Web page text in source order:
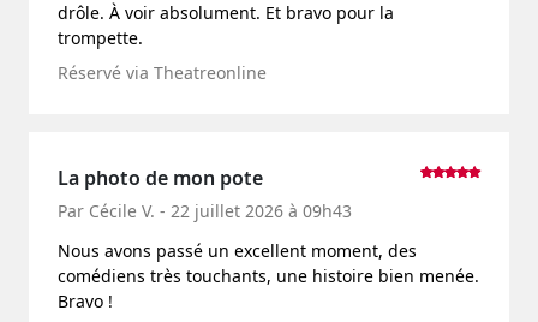
drôle. À voir absolument. Et bravo pour la
trompette.
Réservé via Theatreonline
La photo de mon pote
Par Cécile V. - 22 juillet 2026 à 09h43
Nous avons passé un excellent moment, des
comédiens très touchants, une histoire bien menée.
Bravo !